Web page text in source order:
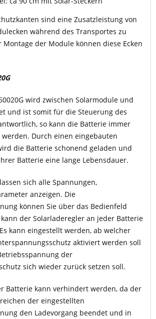
sind eine Zusatzleistung von
während des Transportes zu
Montage der Module können diese Ecken
wird zwischen Solarmodule und
und ist somit für die Steuerung des
so kann die Batterie immer
Durch einen eingebauten
die Batterie schonend geladen und
Batterie eine lange Lebensdauer.
sich alle Spannungen,
anzeigen. Die
können Sie über das Bedienfeld
der Solarladeregler an jeder Batterie
kann eingestellt werden, ab welcher
aktiviert werden soll
der
sich wieder zurück setzen soll.
Batterie kann verhindert werden, da der
der eingestellten
den Ladevorgang beendet und in